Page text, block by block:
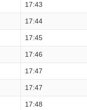
17:43
17:44
17:45
17:46
17:47
17:47
17:48